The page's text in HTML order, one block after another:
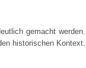
gemacht werden.
historischen Kontext.